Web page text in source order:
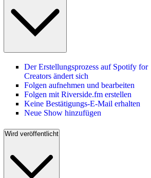
Der Erstellungsprozess auf Spotify for
Creators ändert sich
Folgen aufnehmen und bearbeiten
Folgen mit Riverside.fm erstellen
Keine Bestätigungs-E-Mail erhalten
Neue Show hinzufügen
Wird veröffentlicht